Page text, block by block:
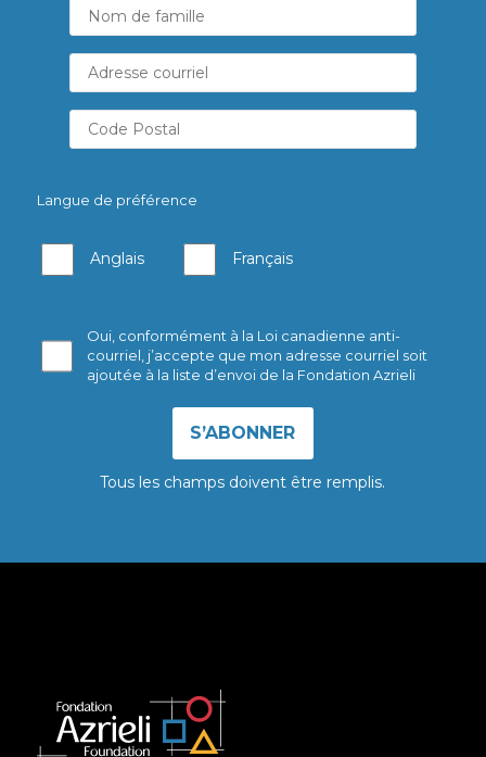
Langue de préférence
Anglais Français
Oui, conformément à la Loi canadienne anti-
courriel, j’accepte que mon adresse courriel soit
ajoutée à la liste d’envoi de la Fondation Azrieli
Tous les champs doivent être remplis.